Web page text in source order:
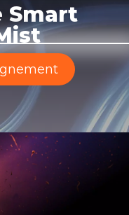
Smart